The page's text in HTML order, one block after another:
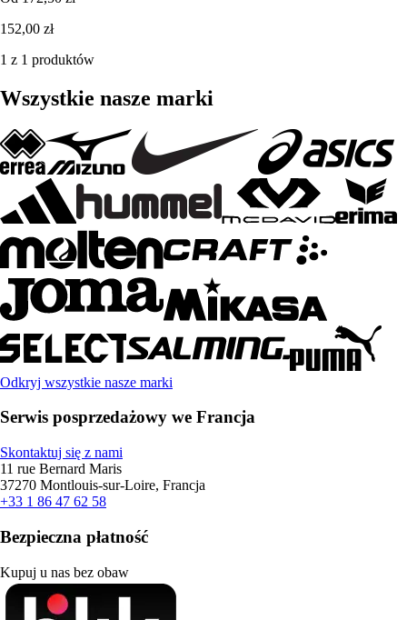
152,00 zł
1 z 1 produktów
Wszystkie nasze marki
Odkryj wszystkie nasze marki
Serwis posprzedażowy we Francja
Skontaktuj się z nami
11 rue Bernard Maris
37270 Montlouis-sur-Loire, Francja
+33 1 86 47 62 58
Bezpieczna płatność
Kupuj u nas bez obaw